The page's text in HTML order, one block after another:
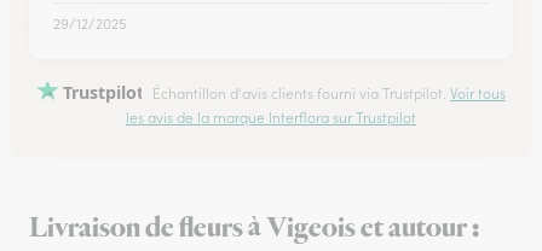
29/12/2025
Trustpilot Échantillon d'avis clients fourni via Trustpilot. Voir tous
les avis de la marque Interflora sur Trustpilot
Livraison de fleurs à Vigeois et autour :